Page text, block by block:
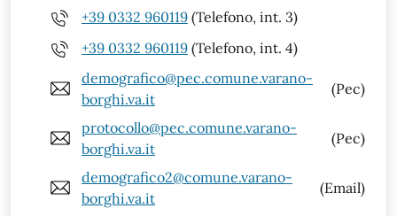
+39 0332 960119 (Telefono, int. 3)
+39 0332 960119 (Telefono, int. 4)
demografico@pec.comune.varano-
borghi.va.it
(Pec)
protocollo@pec.comune.varano-
borghi.va.it
(Pec)
demografico2@comune.varano-
borghi.va.it
(Email)